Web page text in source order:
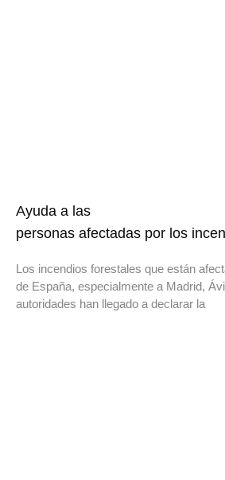
Ayuda a las
personas afectadas por los
Los incendios forestales que están
de España, especialmente a Madrid,
autoridades han llegado a declarar la